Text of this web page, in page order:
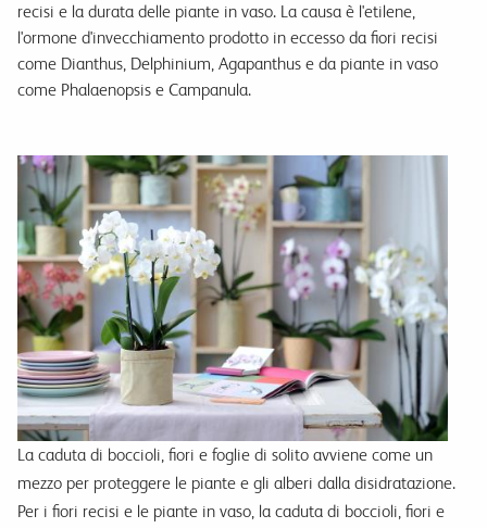
recisi e la durata delle piante in vaso. La causa è l'etilene,
l'ormone d'invecchiamento prodotto in eccesso da fiori recisi
come Dianthus, Delphinium, Agapanthus e da piante in vaso
come Phalaenopsis e Campanula.
La caduta di boccioli, fiori e foglie di solito avviene come un
mezzo per proteggere le piante e gli alberi dalla disidratazione.
Per i fiori recisi e le piante in vaso, la caduta di boccioli, fiori e